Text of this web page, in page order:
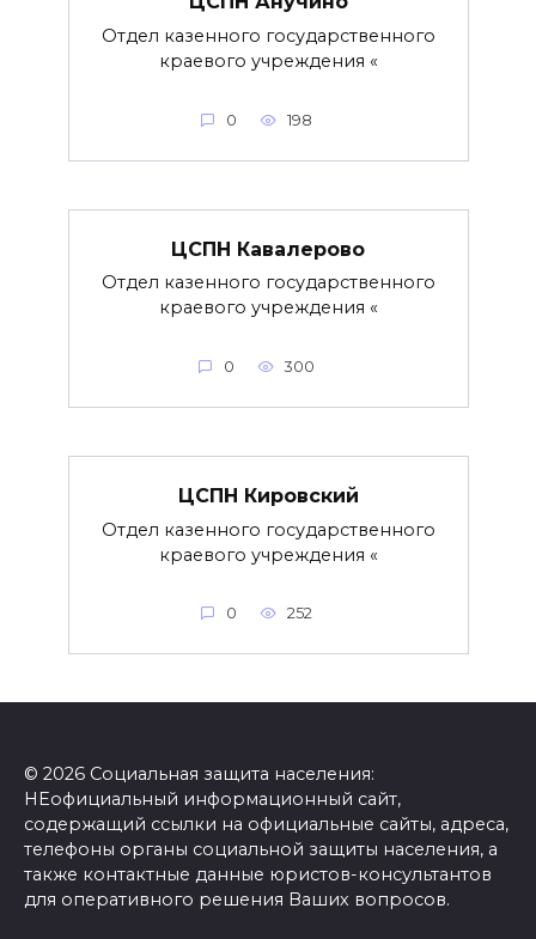
Отдел казенного государственного
краевого учреждения «
0 198
ЦСПН Кавалерово
Отдел казенного государственного
краевого учреждения «
0 300
ЦСПН Кировский
Отдел казенного государственного
краевого учреждения «
0 252
© 2026 Социальная защита населения:
НЕофициальный информационный сайт,
содержащий ссылки на официальные сайты, адреса,
телефоны органы социальной защиты населения, а
также контактные данные юристов-консультантов
для оперативного решения Ваших вопросов.